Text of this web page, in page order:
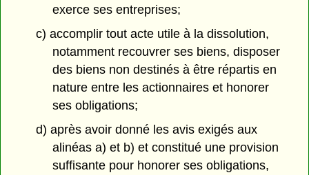
exerce ses entreprises;
c) accomplir tout acte utile à la dissolution,
notamment recouvrer ses biens, disposer
des biens non destinés à être répartis en
nature entre les actionnaires et honorer
ses obligations;
d) après avoir donné les avis exigés aux
alinéas a) et b) et constitué une provision
suffisante pour honorer ses obligations,